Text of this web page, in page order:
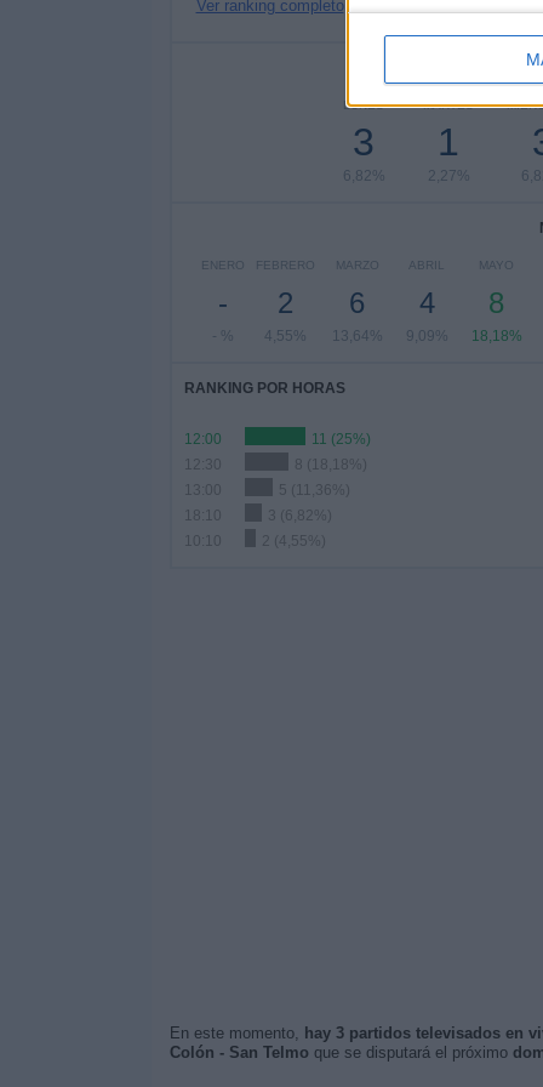
Ver ranking completo
Nº DE
LUNES
3
6,82%
MARTES
1
2,27%
ENERO
-
- %
FEBRERO
2
4,55%
MARZO
6
13,64%
ABRIL
4
9,09%
MAYO
8
18,18%
RANKING POR HORAS
12:00
11 (25%)
12:30
8 (18,18%)
13:00
5 (11,36%)
18:10
3 (6,82%)
2 (4,55%)
En este momento, hay 3 partidos televisados en
Colón - San Telmo que se disputará el próximo